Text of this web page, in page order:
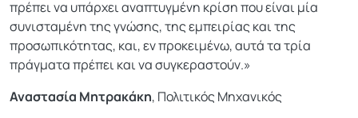
πρέπει να υπάρχει αναπτυγμένη κρίση που είναι μία
συνισταμένη της γνώσης, της εμπειρίας και της
προσωπικότητας, και, εν προκειμένω, αυτά τα τρία
πράγματα πρέπει και να συγκεραστούν.»
Αναστασία Μητρακάκη, Πολιτικός Μηχανικός